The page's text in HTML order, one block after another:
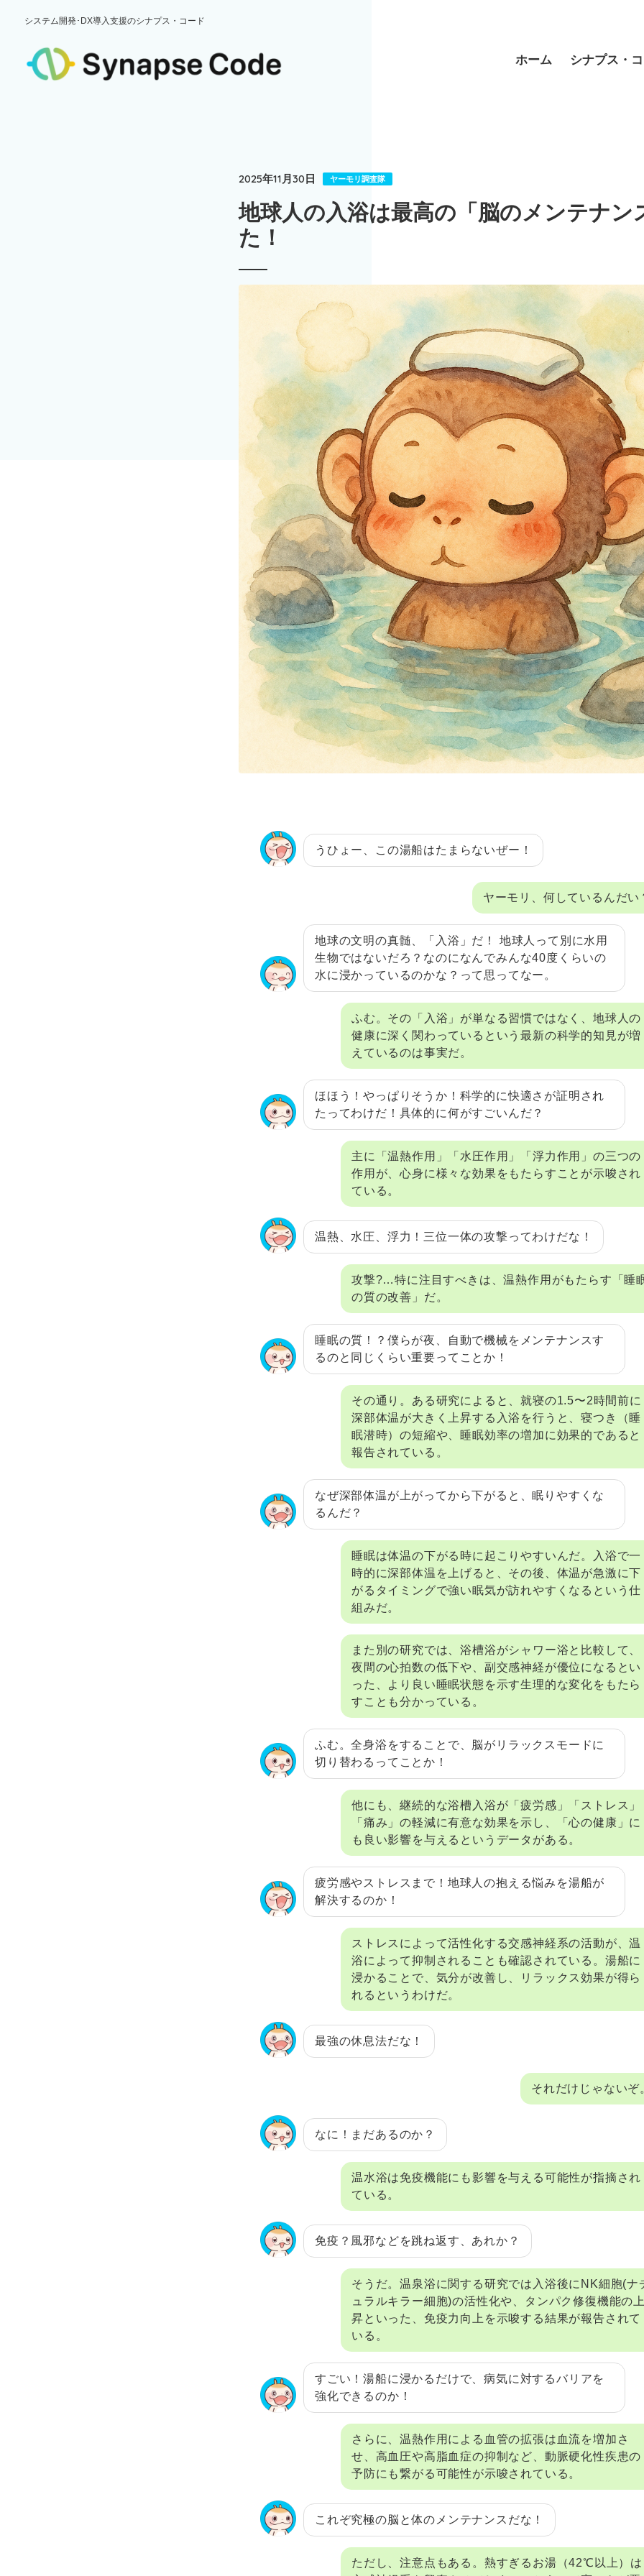
システム開発･DX導入支援のシナプス・コード
ホーム シナプス・
2025年11月30日 ヤーモリ調査隊
地球人の入浴は最高の「脳のメンテナン
た！
うひょー、この湯船はたまらないぜー！
ヤーモリ、何しているんだい
地球の文明の真髄、「入浴」だ！ 地球人って別に水用
生物ではないだろ？なのになんでみんな40度くらいの
水に浸かっているのかな？って思ってなー。
ふむ。その「入浴」が単なる習慣ではなく、地球人の
健康に深く関わっているという最新の科学的知見が増
えているのは事実だ。
ほほう！やっぱりそうか！科学的に快適さが証明され
たってわけだ！具体的に何がすごいんだ？
主に「温熱作用」「水圧作用」「浮力作用」の三つの
作用が、心身に様々な効果をもたらすことが示唆され
ている。
温熱、水圧、浮力！三位一体の攻撃ってわけだな！
攻撃?…特に注目すべきは、温熱作用がもたらす「睡
の質の改善」だ。
睡眠の質！？僕らが夜、自動で機械をメンテナンスす
るのと同じくらい重要ってことか！
その通り。ある研究によると、就寝の1.5〜2時間前に
深部体温が大きく上昇する入浴を行うと、寝つき（睡
眠潜時）の短縮や、睡眠効率の増加に効果的であると
報告されている。
なぜ深部体温が上がってから下がると、眠りやすくな
るんだ？
睡眠は体温の下がる時に起こりやすいんだ。入浴で一
時的に深部体温を上げると、その後、体温が急激に下
がるタイミングで強い眠気が訪れやすくなるという仕
組みだ。
また別の研究では、浴槽浴がシャワー浴と比較して、
夜間の心拍数の低下や、副交感神経が優位になるとい
った、より良い睡眠状態を示す生理的な変化をもたら
すことも分かっている。
ふむ。全身浴をすることで、脳がリラックスモードに
切り替わるってことか！
他にも、継続的な浴槽入浴が「疲労感」「ストレス」
「痛み」の軽減に有意な効果を示し、「心の健康」に
も良い影響を与えるというデータがある。
疲労感やストレスまで！地球人の抱える悩みを湯船が
解決するのか！
ストレスによって活性化する交感神経系の活動が、温
浴によって抑制されることも確認されている。湯船に
浸かることで、気分が改善し、リラックス効果が得ら
れるというわけだ。
最強の休息法だな！
それだけじゃないぞ
なに！まだあるのか？
温水浴は免疫機能にも影響を与える可能性が指摘され
ている。
免疫？風邪などを跳ね返す、あれか？
そうだ。温泉浴に関する研究では入浴後にNK細胞(ナ
ュラルキラー細胞)の活性化や、タンパク修復機能の
昇といった、免疫力向上を示唆する結果が報告されて
いる。
すごい！湯船に浸かるだけで、病気に対するバリアを
強化できるのか！
さらに、温熱作用による血管の拡張は血流を増加さ
せ、高血圧や高脂血症の抑制など、動脈硬化性疾患の
予防にも繋がる可能性が示唆されている。
これぞ究極の脳と体のメンテナンスだな！
ただし、注意点もある。熱すぎるお湯（42℃以上）は